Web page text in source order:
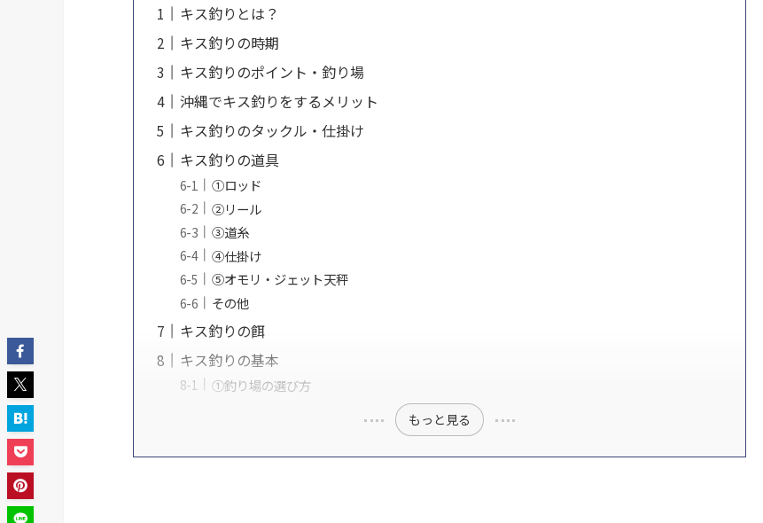
キス釣りとは？
キス釣りの時期
キス釣りのポイント・釣り場
沖縄でキス釣りをするメリット
キス釣りのタックル・仕掛け
キス釣りの道具
①ロッド
②リール
③道糸
④仕掛け
⑤オモリ・ジェット天秤
その他
キス釣りの餌
キス釣りの基本
①釣り場の選び方
もっと見る